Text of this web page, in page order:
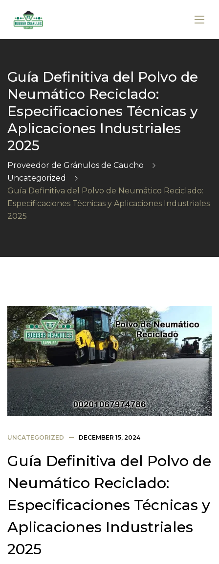
Guía Definitiva del Polvo de
Neumático Reciclado:
Especificaciones Técnicas y
Aplicaciones Industriales
2025
Proveedor de Gránulos de Caucho
Uncategorized
Guía Definitiva del Polvo de Neumático Reciclado:
Especificaciones Técnicas y Aplicaciones Industriales
2025
UNCATEGORIZED DECEMBER 15, 2024
Guía Definitiva del Polvo de
Neumático Reciclado:
Especificaciones Técnicas y
Aplicaciones Industriales
2025